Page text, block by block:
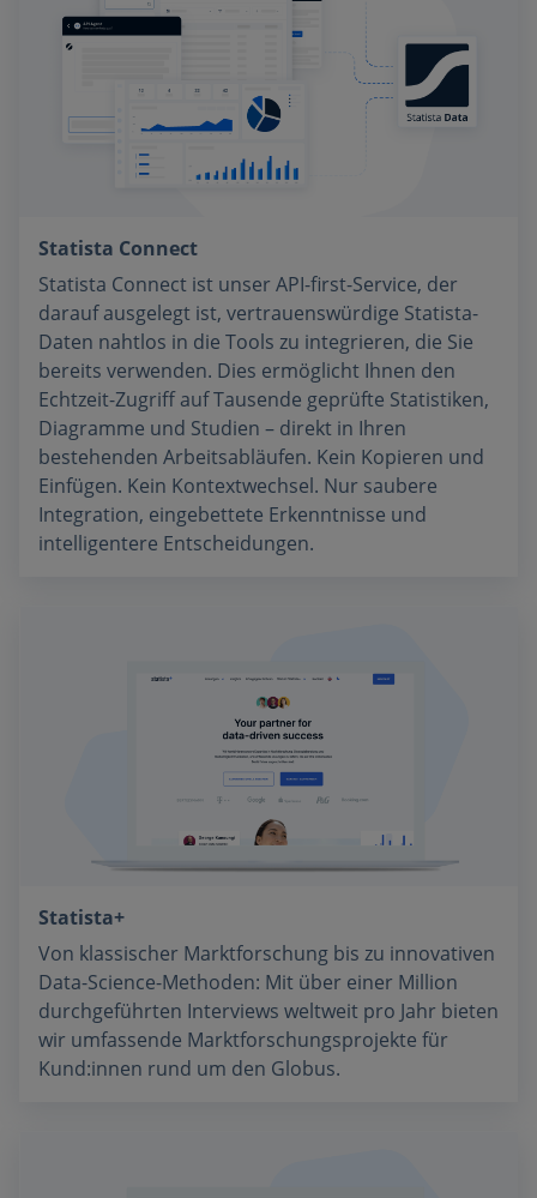
Statista Connect
Statista Connect ist unser API-first-Service, der
darauf ausgelegt ist, vertrauenswürdige Statista-
Daten nahtlos in die Tools zu integrieren, die Sie
bereits verwenden. Dies ermöglicht Ihnen den
Echtzeit-Zugriff auf Tausende geprüfte Statistiken,
Diagramme und Studien – direkt in Ihren
bestehenden Arbeitsabläufen. Kein Kopieren und
Einfügen. Kein Kontextwechsel. Nur saubere
Integration, eingebettete Erkenntnisse und
intelligentere Entscheidungen.
Statista+
Von klassischer Marktforschung bis zu innovativen
Data-Science-Methoden: Mit über einer Million
durchgeführten Interviews weltweit pro Jahr bieten
wir umfassende Marktforschungsprojekte für
Kund:innen rund um den Globus.